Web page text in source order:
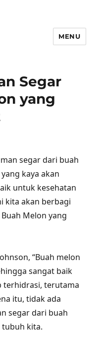
MENU
Segar
yang
segar dari buah
kaya akan
untuk kesehatan
kita akan berbagi
Melon yang
“Buah melon
sangat baik
terhidrasi, terutama
itu, tidak ada
segar dari buah
kita.